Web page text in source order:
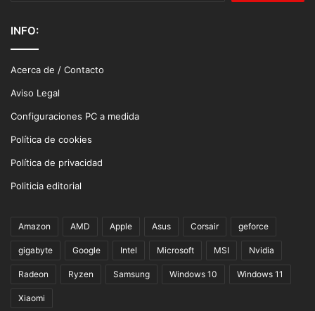
INFO:
Acerca de / Contacto
Aviso Legal
Configuraciones PC a medida
Política de cookies
Política de privacidad
Politicia editorial
Amazon AMD Apple Asus Corsair geforce
gigabyte Google Intel Microsoft MSI Nvidia
Radeon Ryzen Samsung Windows 10 Windows 11
Xiaomi